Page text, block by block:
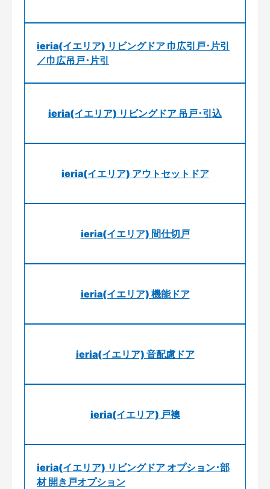
ieria(イエリア) リビングドア 巾広引戸･片引
／巾広吊戸･片引
ieria(イエリア) リビングドア 吊戸･引込
ieria(イエリア) アウトセットドア
ieria(イエリア) 間仕切戸
ieria(イエリア) 機能ドア
ieria(イエリア) 音配慮ドア
ieria(イエリア) 戸襖
ieria(イエリア) リビングドア オプション･部
材 開き戸オプション